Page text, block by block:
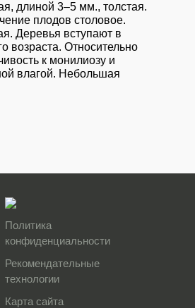
длиной 3–5 мм., толстая.
плодов столовое.
Деревья вступают в
возраста. Относительно
к монилиозу и
влагой. Небольшая
Политика
конфиденциальности
Рекомендательные
технологии
Карта сайта